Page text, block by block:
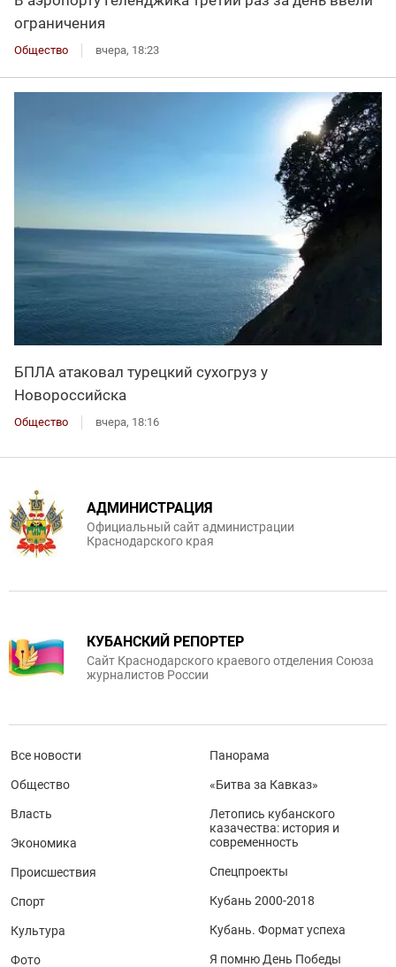
ограничения
Общество вчера, 18:23
БПЛА атаковал турецкий сухогруз у
Новороссийска
Общество вчера, 18:16
АДМИНИСТРАЦИЯ
Официальный сайт администрации
Краснодарского края
КУБАНСКИЙ РЕПОРТЕР
Сайт Краснодарского краевого отделения Союза
журналистов России
Все новости
Общество
Власть
Экономика
Происшествия
Спорт
Культура
Фото
Панорама
«Битва за Кавказ»
Летопись кубанского
казачества: история и
современность
Спецпроекты
Кубань 2000-2018
Кубань. Формат успеха
Я помню День Победы